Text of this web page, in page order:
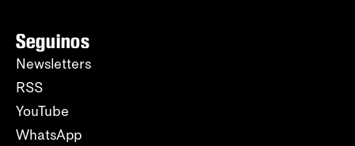
Seguinos
Newsletters
RSS
YouTube
WhatsApp